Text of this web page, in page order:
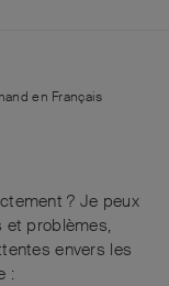
en Français
? Je peux
et problèmes,
envers les
: